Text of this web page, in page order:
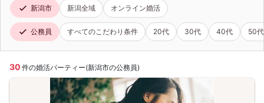
新潟市 新潟全域 オンライン婚活
公務員 すべてのこだわり条件 20代 30代 40代 50代
30 件の婚活パーティー(新潟市の公務員)